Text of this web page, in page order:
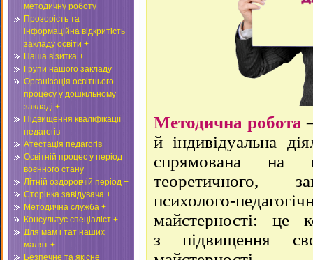
методичну роботу
Прозорість та
інформаційна відкритість
закладу освіти +
Наша візитка +
Групи нашого закладу
Організація освітнього
процесу у дошкільному
закладі +
Підвищення кваліфікації
педагогів
Атестація педагогів
Освітній процес у період
воєнного стану
Літній оздоровчій період +
Сторінка завідувача +
Методична служба +
Консультує спеціаліст +
Для мам і тат наших
малят +
Безпечне та якісне
Методична робота
й індивідуальна
спрямована на
теоретичного,
психолого-
майстерності: це
з підвищення